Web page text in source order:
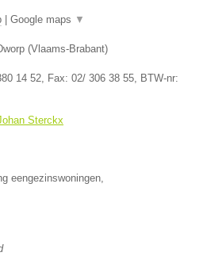
Google maps ▼
(Vlaams-Brabant)
14 52, Fax: 02/ 306 38 55, BTW-nr:
Sterckx
eengezinswoningen,